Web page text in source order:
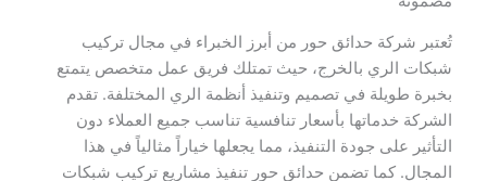
تُعتبر شركة حدائق حور من أبرز الخبراء في مجال تركيب
شبكات الري بالخرج، حيث تمتلك فريق عمل متخصص يتمتع
بخبرة طويلة في تصميم وتنفيذ أنظمة الري المختلفة. تقدم
الشركة خدماتها بأسعار تنافسية تناسب جميع العملاء دون
التأثير على جودة التنفيذ، مما يجعلها خياراً مثالياً في هذا
المجال. كما تضمن حدائق حور تنفيذ مشاريع تركيب شبكات